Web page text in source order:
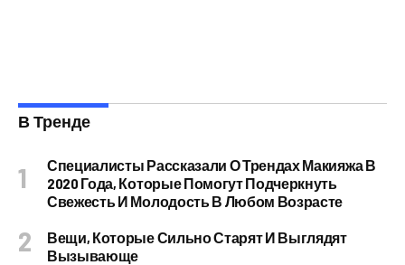
В Тренде
Специалисты Рассказали О Трендах Макияжа В
2020 Года, Которые Помогут Подчеркнуть
Свежесть И Молодость В Любом Возрасте
Вещи, Которые Сильно Старят И Выглядят
Вызывающе